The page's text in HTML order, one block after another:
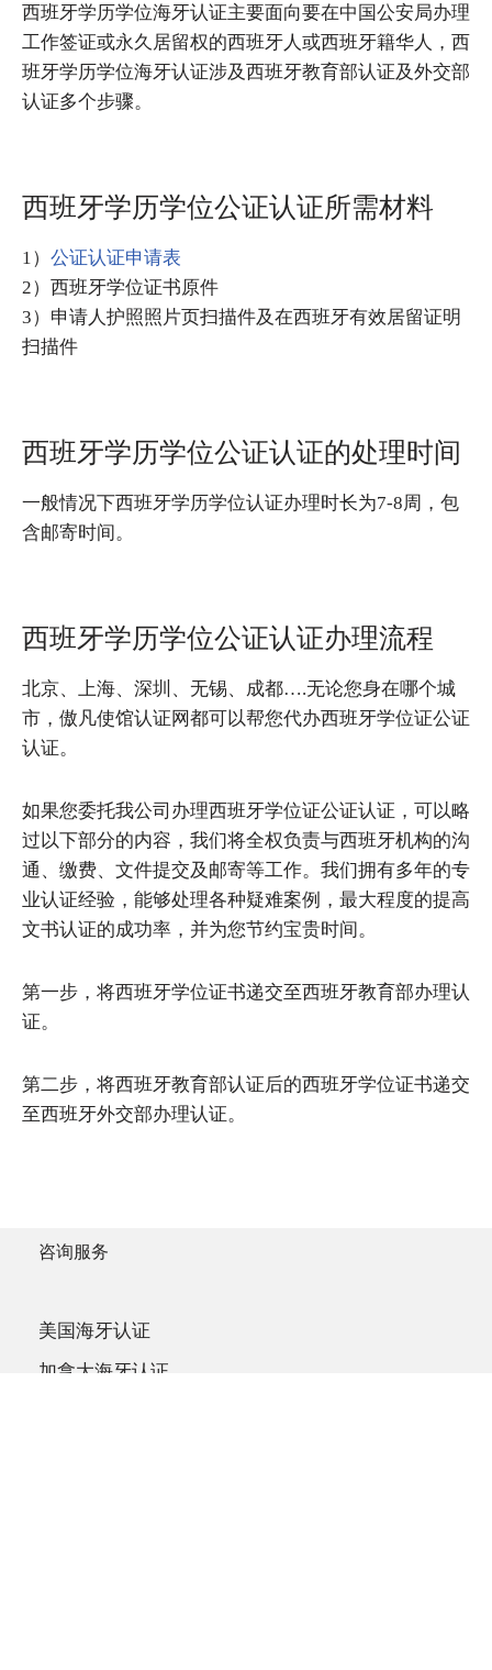
西班牙学历学位海牙认证主要面向要在中国公安局办理
工作签证或永久居留权的西班牙人或西班牙籍华人，西
班牙学历学位海牙认证涉及西班牙教育部认证及外交部
认证多个步骤。
西班牙学历学位公证认证所需材料
1） 公证认证申请表
2）西班牙学位证书原件
3）申请人护照照片页扫描件及在西班牙有效居留证明
扫描件
西班牙学历学位公证认证的处理时间
一般情况下西班牙学历学位认证办理时长为7-8周，包
含邮寄时间。
西班牙学历学位公证认证办理流程
北京、上海、深圳、无锡、成都….无论您身在哪个城
市，傲凡使馆认证网都可以帮您代办西班牙学位证公证
认证。
如果您委托我公司办理西班牙学位证公证认证，可以略
过以下部分的内容，我们将全权负责与西班牙机构的沟
通、缴费、文件提交及邮寄等工作。我们拥有多年的专
业认证经验，能够处理各种疑难案例，最大程度的提高
文书认证的成功率，并为您节约宝贵时间。
第一步，将西班牙学位证书递交至西班牙教育部办理认
证。
第二步，将西班牙教育部认证后的西班牙学位证书递交
至西班牙外交部办理认证。
咨询服务
美国海牙认证
加拿大海牙认证